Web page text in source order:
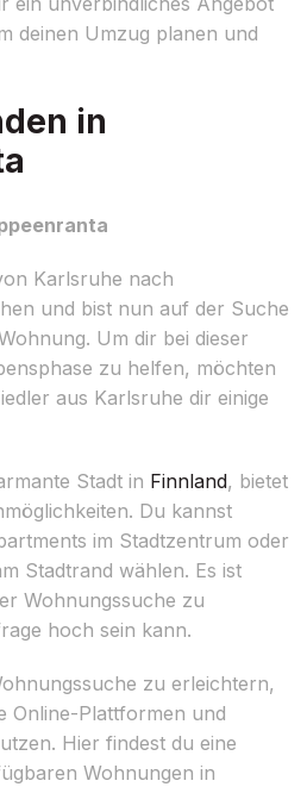
deinen Umzug planen und
in
Karlsruhe nach
und bist nun auf der Suche
Um dir bei dieser
zu helfen, möchten
aus Karlsruhe dir einige
Stadt in Finnland, bietet
Du kannst
im Stadtzentrum oder
Stadtrand wählen. Es ist
Wohnungssuche zu
hoch sein kann.
zu erleichtern,
Online-Plattformen und
Hier findest du eine
Wohnungen in